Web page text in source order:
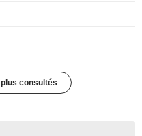
consultés